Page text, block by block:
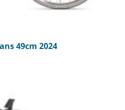
49cm 2024